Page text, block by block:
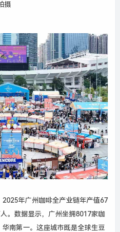
摄
2025年广州咖啡全产业链年产值67
。数据显示，广州坐拥8017家咖
南第一。这座城市既是全球生豆